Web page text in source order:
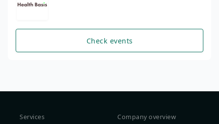
Check events
Services Company overview